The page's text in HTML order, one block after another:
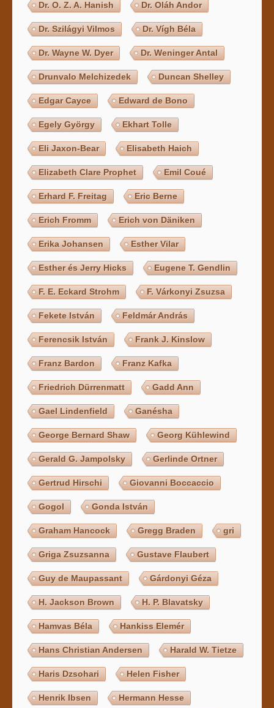
Dr. O. Z. A. Hanish Dr. Oláh Andor
Dr. Szilágyi Vilmos Dr. Vígh Béla
Dr. Wayne W. Dyer Dr. Weninger Antal
Drunvalo Melchizedek Duncan Shelley
Edgar Cayce Edward de Bono
Egely György Ekhart Tolle
Eli Jaxon-Bear Elisabeth Haich
Elizabeth Clare Prophet Emil Coué
Erhard F. Freitag Eric Berne
Erich Fromm Erich von Däniken
Erika Johansen Esther Vilar
Esther és Jerry Hicks Eugene T. Gendlin
F. E. Eckard Strohm F. Várkonyi Zsuzsa
Fekete István Feldmár András
Ferencsik István Frank J. Kinslow
Franz Bardon Franz Kafka
Friedrich Dürrenmatt Gadd Ann
Gael Lindenfield Ganésha
George Bernard Shaw Georg Kühlewind
Gerald G. Jampolsky Gerlinde Ortner
Gertrud Hirschi Giovanni Boccaccio
Gogol Gonda István
Graham Hancock Gregg Braden gri
Griga Zsuzsanna Gustave Flaubert
Guy de Maupassant Gárdonyi Géza
H. Jackson Brown H. P. Blavatsky
Hamvas Béla Hankiss Elemér
Hans Christian Andersen Harald W. Tietze
Haris Dzsohari Helen Fisher
Henrik Ibsen Hermann Hesse